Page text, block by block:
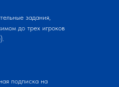
задания,
до трех игроков
подписка на